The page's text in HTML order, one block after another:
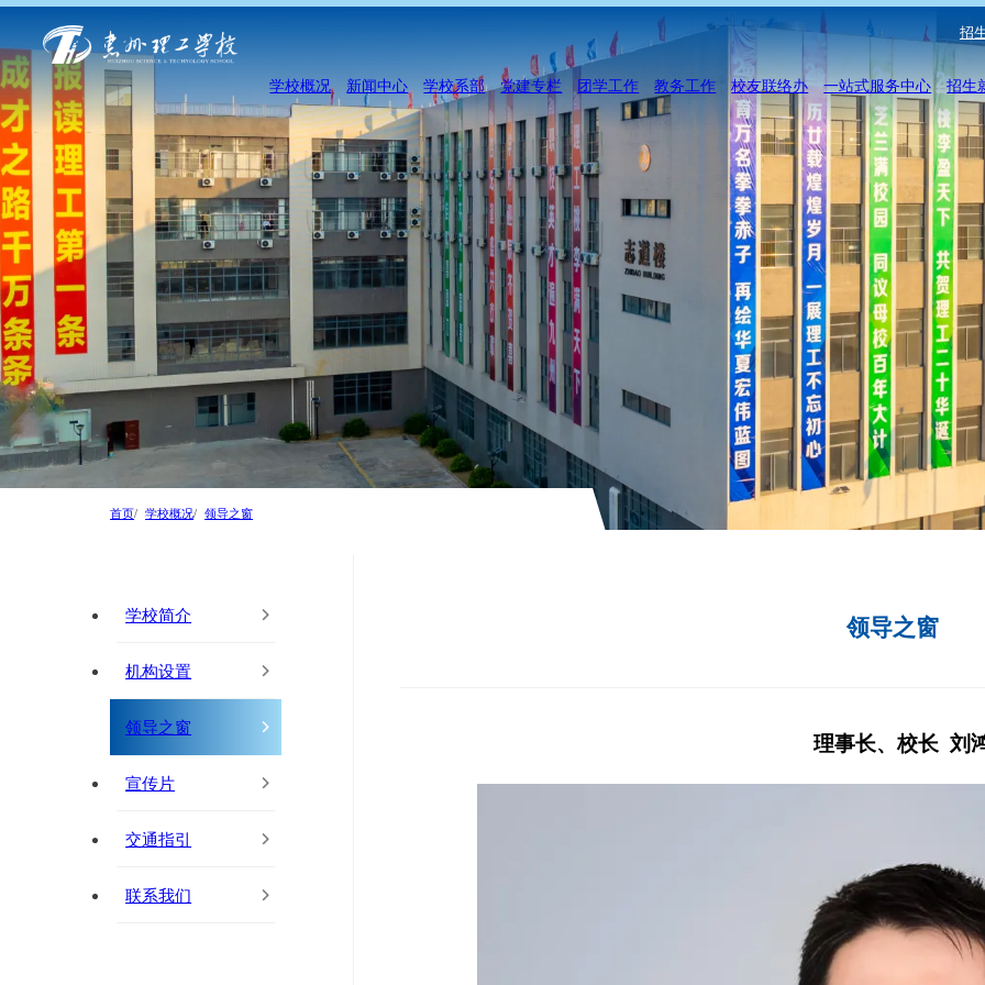
招
学校概况 新闻中心 学校系部 党建专栏 团学工作 教务工作 校友联络办 一站式服务中心 招生
首页 学校概况 领导之窗
学校简介
机构设置
领导之窗
宣传片
交通指引
联系我们
领导之窗
理事长、校长 刘